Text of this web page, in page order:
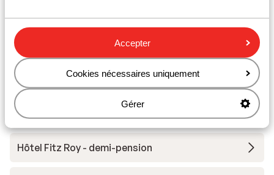
Accepter
Cookies nécessaires uniquement
Gérer
Résidence Les Ancolies
Hôtel Koh-I Nor
Hôtel Le Sherpa
Hôtel Fitz Roy - demi-pension